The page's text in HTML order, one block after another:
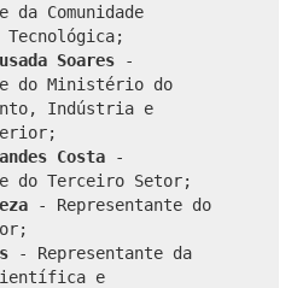
da Comunidade
Soares -
do Ministério do
Indústria e
Costa
-
do Terceiro Setor;
- Representante do
- Representante da
e